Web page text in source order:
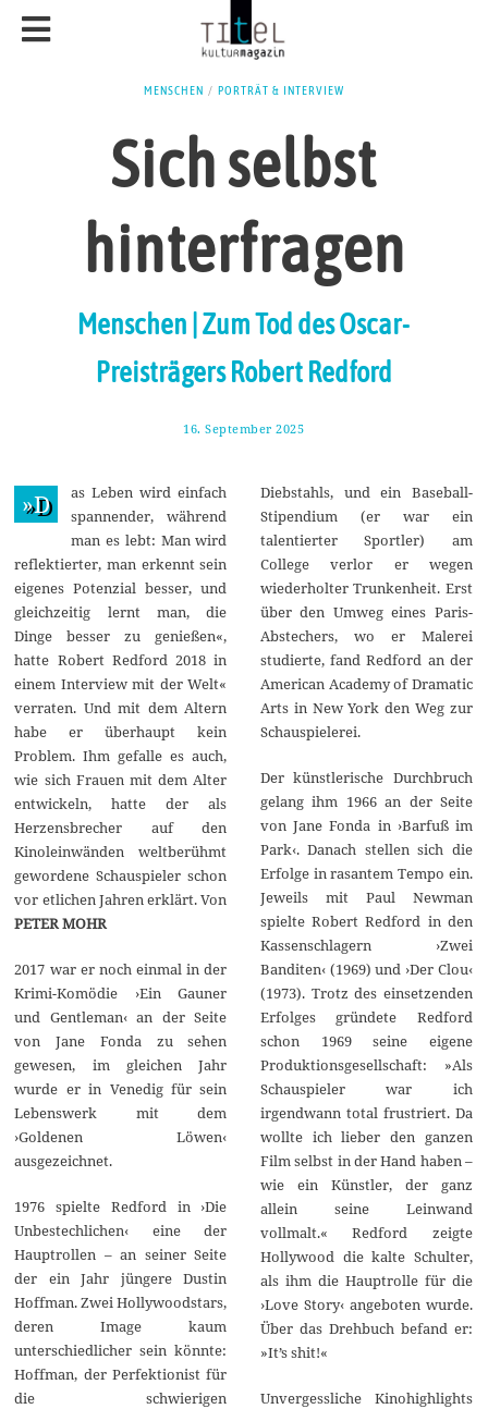
MENSCHEN / PORTRÄT & INTERVIEW
Sich selbst
hinterfragen
Menschen | Zum Tod des Oscar-
Preisträgers Robert Redford
16. September 2025
e
p
t
e
m
b
e
r
0
2
»D
as Leben wird einfach
spannender, während
man es lebt: Man wird
reflektierter, man erkennt sein
eigenes Potenzial besser, und
gleichzeitig lernt man, die
Dinge besser zu genießen«,
hatte Robert Redford 2018 in
einem Interview mit der Welt«
verraten. Und mit dem Altern
habe er überhaupt kein
Problem. Ihm gefalle es auch,
wie sich Frauen mit dem Alter
entwickeln, hatte der als
Herzensbrecher auf den
Kinoleinwänden weltberühmt
gewordene Schauspieler schon
vor etlichen Jahren erklärt. Von
PETER MOHR
2017 war er noch einmal in der
Krimi-Komödie ›Ein Gauner
und Gentleman‹ an der Seite
von Jane Fonda zu sehen
gewesen, im gleichen Jahr
wurde er in Venedig für sein
Lebenswerk mit dem
›Goldenen Löwen‹
ausgezeichnet.
1976 spielte Redford in ›Die
Unbestechlichen‹ eine der
Hauptrollen – an seiner Seite
der ein Jahr jüngere Dustin
Hoffman. Zwei Hollywoodstars,
deren Image kaum
unterschiedlicher sein könnte:
Hoffman, der Perfektionist für
die schwierigen
Diebstahls, und ein Baseball-
Stipendium (er war ein
talentierter Sportler) am
College verlor er wegen
wiederholter Trunkenheit. Erst
über den Umweg eines Paris-
Abstechers, wo er Malerei
studierte, fand Redford an der
American Academy of Dramatic
Arts in New York den Weg zur
Schauspielerei.
Der künstlerische Durchbruch
gelang ihm 1966 an der Seite
von Jane Fonda in ›Barfuß im
Park‹. Danach stellen sich die
Erfolge in rasantem Tempo ein.
Jeweils mit Paul Newman
spielte Robert Redford in den
Kassenschlagern ›Zwei
Banditen‹ (1969) und ›Der Clou‹
(1973). Trotz des einsetzenden
Erfolges gründete Redford
schon 1969 seine eigene
Produktionsgesellschaft: »Als
Schauspieler war ich
irgendwann total frustriert. Da
wollte ich lieber den ganzen
Film selbst in der Hand haben –
wie ein Künstler, der ganz
allein seine Leinwand
vollmalt.« Redford zeigte
Hollywood die kalte Schulter,
als ihm die Hauptrolle für die
›Love Story‹ angeboten wurde.
Über das Drehbuch befand er:
»It’s shit!«
Unvergessliche Kinohighlights